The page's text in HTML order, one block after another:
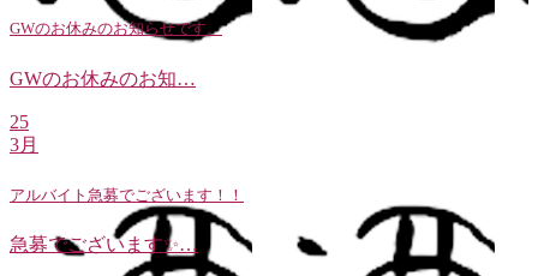
GWのお休みのお知らせです。
GWのお休みのお知…
25
3月
アルバイト急募でございます！！
急募でございます✨…